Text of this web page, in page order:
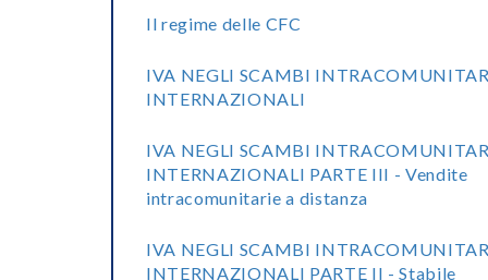
Il regime delle CFC
IVA NEGLI SCAMBI
INTERNAZIONALI
IVA NEGLI SCAMBI
INTERNAZIONALI PARTE III - Vendite
intracomunitarie a distanza
IVA NEGLI SCAMBI
INTERNAZIONALI PARTE II - Stabile